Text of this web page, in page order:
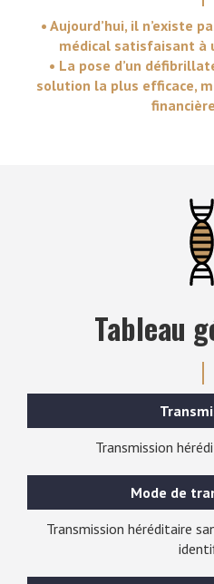
• Aujourd’hui, il n’existe
médical satisfaisant à
• La pose d’un
solution la plus efficace,
Tableau
Transmission
Mode de
Transmission héréditaire